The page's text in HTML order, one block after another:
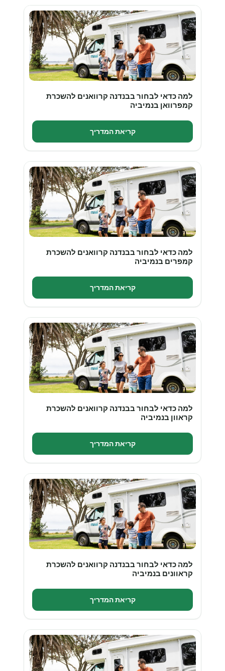
למה כדאי לבחור בבנדנה קרוואנים להשכרת
קמפרוואן בנמיביה
קריאת המדריך
למה כדאי לבחור בבנדנה קרוואנים להשכרת
קמפרים בנמיביה
קריאת המדריך
למה כדאי לבחור בבנדנה קרוואנים להשכרת
קראוון בנמיביה
קריאת המדריך
למה כדאי לבחור בבנדנה קרוואנים להשכרת
קראוונים בנמיביה
קריאת המדריך